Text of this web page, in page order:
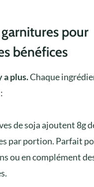
pour
bénéfices
a plus.Chaque
de soja ajoutent 8g
par portion. Parfait
ou en complément